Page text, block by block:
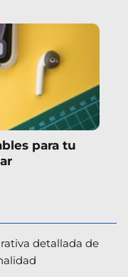
para tu
detallada de